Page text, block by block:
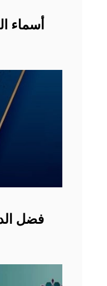
أسماء
فضل